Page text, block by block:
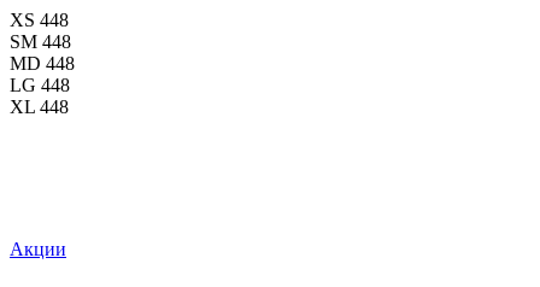
XS 448
SM 448
MD 448
LG 448
XL 448
Акции